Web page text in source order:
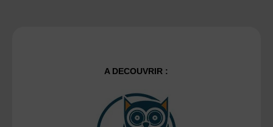
A DECOUVRIR :